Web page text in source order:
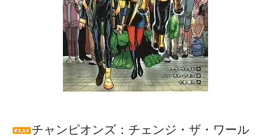
チャンピオンズ：チェンジ・ザ・ワール